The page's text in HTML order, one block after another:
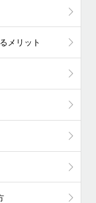
メリット